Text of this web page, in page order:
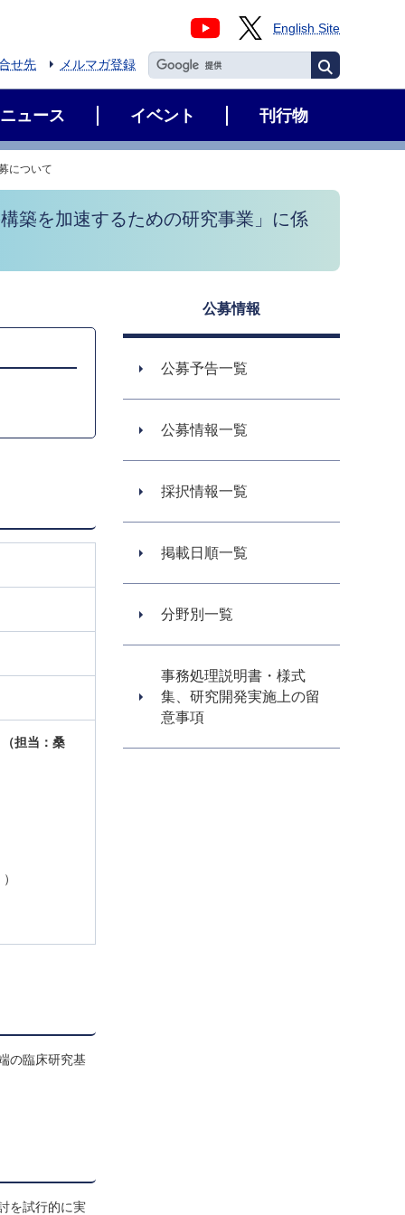
English Site
せ先 メルマガ登録
ニュース イベント 刊行物
について
築を加速するための研究事業」に係
（担当：桑
の臨床研究基
を試行的に実
公募情報
公募予告一覧
公募情報一覧
採択情報一覧
掲載日順一覧
分野別一覧
事務処理説明書・様式
集、研究開発実施上の留
意事項